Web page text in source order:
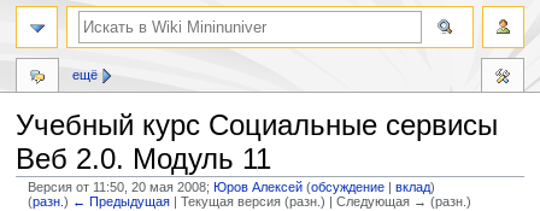
Учебный курс Социальные сервисы
Веб 2.0. Модуль 11
Версия от 11:50, 20 мая 2008; Юров Алексей (обсуждение |вклад)
(разн.) ← Предыдущая | Текущая версия (разн.) | Следующая → (разн.)
ещё